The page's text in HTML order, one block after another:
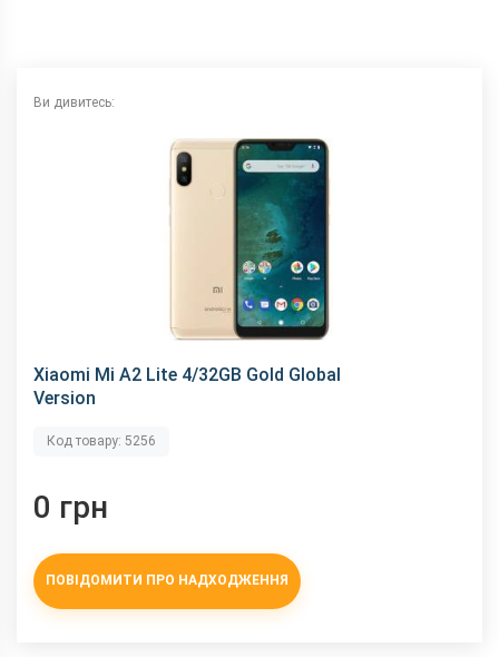
Аудіороз'єм
Характеристики та комплектацію товару виробник може
змінити без повідомлення.
Ви дивитесь:
Xiaomi Mi A2 Lite 4/32GB Gold Global
Version
Код товару: 5256
0 грн
ПОВІДОМИТИ ПРО НАДХОДЖЕННЯ